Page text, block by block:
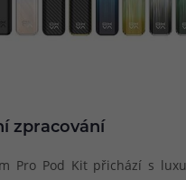
zpracování
Pro Pod Kit přichází s